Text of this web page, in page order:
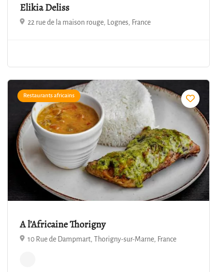
Elikia Deliss
22 rue de la maison rouge, Lognes, France
Restaurants africains
A l’Africaine Thorigny
10 Rue de Dampmart, Thorigny-sur-Marne, France